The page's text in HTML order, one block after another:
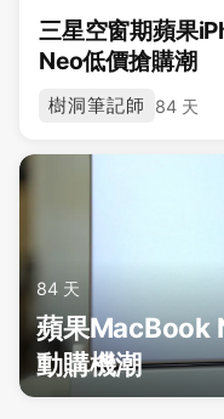
三星空窗期蘋果
Neo低價搶購潮
樹洞筆記師 84 天
84 天
蘋果MacBook
動購機潮